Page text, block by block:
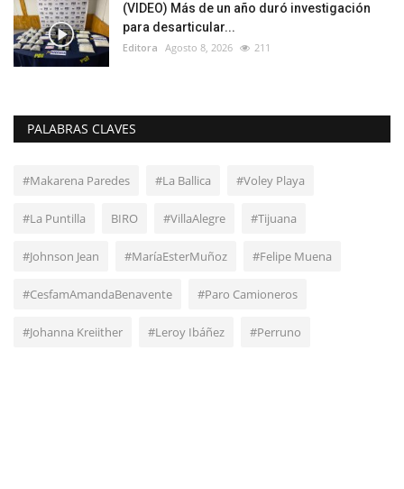
(VIDEO) Más de un año duró investigación
para desarticular...
Editora Agosto 8, 2026 211
PALABRAS CLAVES
#Makarena Paredes #La Ballica #Voley Playa
#La Puntilla BIRO #VillaAlegre #Tijuana
#Johnson Jean #MaríaEsterMuñoz #Felipe Muena
#CesfamAmandaBenavente #Paro Camioneros
#Johanna Kreiither #Leroy Ibáñez #Perruno